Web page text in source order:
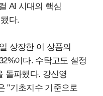
AI 시대의 핵심
다.
상장한 이 상품의
이다. 수탁고도 설정
돌파했다. 강신영
"기초지수 기준으로